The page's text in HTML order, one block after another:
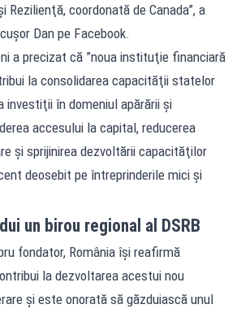
Rezilienţă, coordonată de Canada”, a
Dan pe Facebook.
a precizat că ”noua instituţie financiară
la consolidarea capacităţii statelor
investiţii în domeniul apărării şi
accesului la capital, reducerea
şi sprijinirea dezvoltării capacităţilor
deosebit pe întreprinderile mici şi
un birou regional al DSRB
fondator, România îşi reafirmă
la dezvoltarea acestui nou
şi este onorată să găzduiască unul